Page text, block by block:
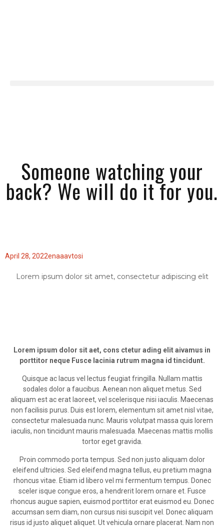
Someone watching your
back? We will do it for you.
April 28, 2022enaaavtosi
Lorem ipsum dolor sit amet, consectetur adipiscing elit
Lorem ipsum dolor sit aet, cons ctetur ading elit aivamus in
porttitor neque Fusce lacinia rutrum magna id tincidunt.
Quisque ac lacus vel lectus feugiat fringilla. Nullam mattis
sodales dolor a faucibus. Aenean non aliquet metus. Sed
aliquam est ac erat laoreet, vel scelerisque nisi iaculis. Maecenas
non facilisis purus. Duis est lorem, elementum sit amet nisl vitae,
consectetur malesuada nunc. Mauris volutpat massa quis lorem
iaculis, non tincidunt mauris malesuada. Maecenas mattis mollis
tortor eget gravida.
Proin commodo porta tempus. Sed non justo aliquam dolor
eleifend ultricies. Sed eleifend magna tellus, eu pretium magna
rhoncus vitae. Etiam id libero vel mi fermentum tempus. Donec
sceler isque congue eros, a hendrerit lorem ornare et. Fusce
rhoncus augue sapien, euismod porttitor erat euismod eu. Donec
accumsan sem diam, non cursus nisi suscipit vel. Donec aliquam
risus id justo aliquet aliquet. Ut vehicula ornare placerat. Nam non